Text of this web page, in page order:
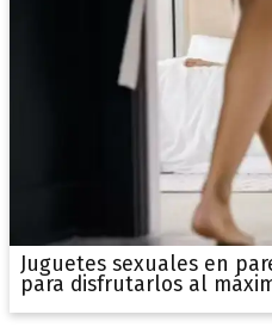
Juguetes sexuales en
para disfrutarlos al